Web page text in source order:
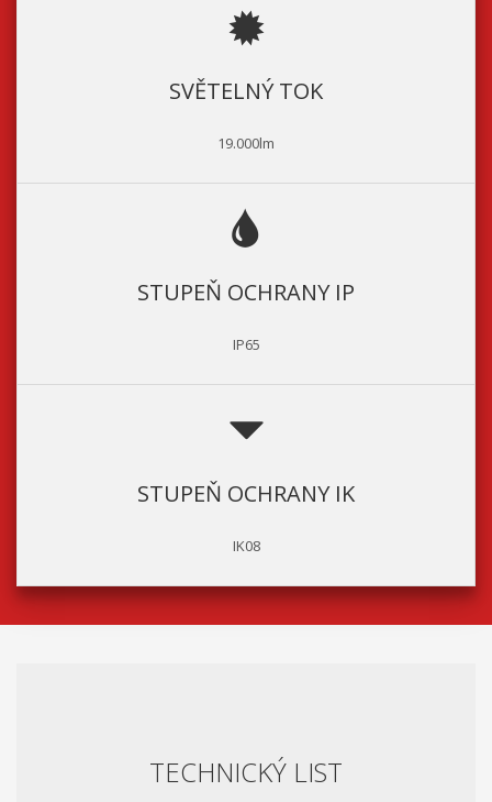
SVĚTELNÝ TOK
19.000lm
STUPEŇ OCHRANY IP
IP65
STUPEŇ OCHRANY IK
IK08
TECHNICKÝ LIST